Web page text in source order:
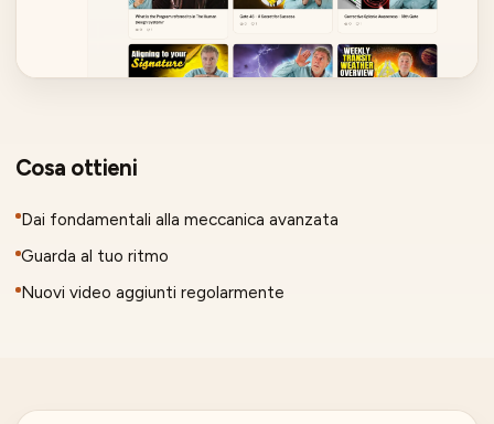
Cosa ottieni
Dai fondamentali alla meccanica avanzata
Guarda al tuo ritmo
Nuovi video aggiunti regolarmente